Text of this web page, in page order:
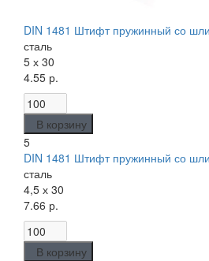
DIN 1481 Штифт пружинный со
сталь
5 х 30
4.55 р.
В корзину
5
DIN 1481 Штифт пружинный со
сталь
4,5 х 30
7.66 р.
В корзину